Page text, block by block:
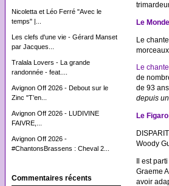
Nicoletta et Léo Ferré "Avec le
temps" |...
Les clefs d'une vie - Gérard Manset
par Jacques...
Tralala Lovers - La grande
randonnée - feat....
Avignon Off 2026 - Debout sur le
Zinc "T’en...
Avignon Off 2026 - LUDIVINE
FAIVRE,...
Avignon Off 2026 -
#ChantonsBrassens : Cheval 2...
Commentaires récents
Le
Le
Le
de
de 93
depuis
Le
Woody
Il est parti
Graeme
avoir